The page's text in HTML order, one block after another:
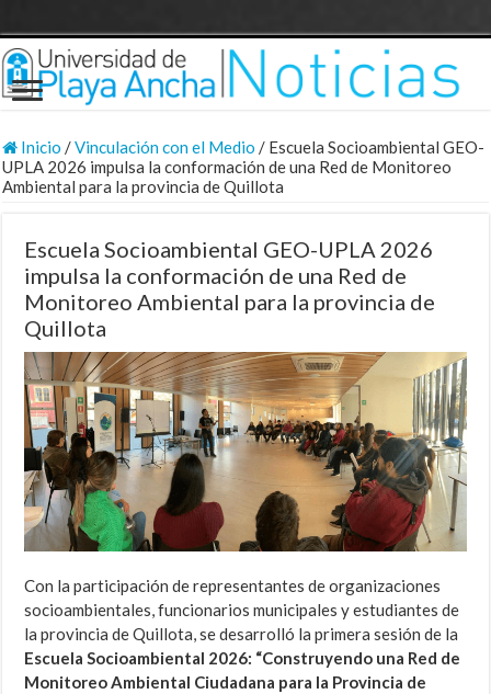
Inicio /Vinculación con el Medio / Escuela Socioambiental GEO-
UPLA 2026 impulsa la conformación de una Red de Monitoreo
Ambiental para la provincia de Quillota
Escuela Socioambiental GEO-UPLA 2026
impulsa la conformación de una Red de
Monitoreo Ambiental para la provincia de
Quillota
Con la participación de representantes de organizaciones
socioambientales, funcionarios municipales y estudiantes de
la provincia de Quillota, se desarrolló la primera sesión de la
Escuela Socioambiental 2026: “Construyendo una Red de
Monitoreo Ambiental Ciudadana para la Provincia de